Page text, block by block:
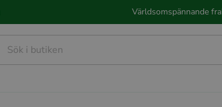
Världsomspännande